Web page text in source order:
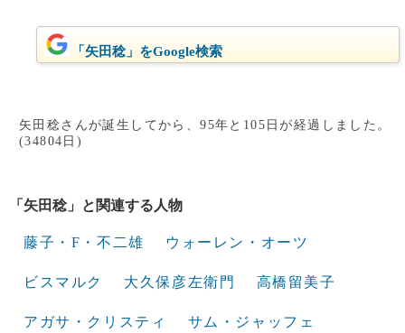
「矢田稔」をGoogle検索
矢田稔さんが誕生してから、95年と105日が経過しました。
(34804日)
「矢田稔」と関連する人物
藤子・F・不二雄 ウォーレン・オーツ
ビスマルク 大久保彦左衛門 高橋留美子
アガサ・クリスティ サム・ジャッフェ